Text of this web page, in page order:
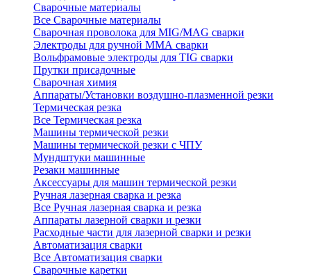
Сварочные материалы
Все Сварочные материалы
Сварочная проволока для MIG/MAG сварки
Электроды для ручной ММА сварки
Вольфрамовые электроды для TIG сварки
Прутки присадочные
Сварочная химия
Аппараты/Установки воздушно-плазменной резки
Термическая резка
Все Термическая резка
Машины термической резки
Машины термической резки с ЧПУ
Мундштуки машинные
Резаки машинные
Аксессуары для машин термической резки
Ручная лазерная сварка и резка
Все Ручная лазерная сварка и резка
Аппараты лазерной сварки и резки
Расходные части для лазерной сварки и резки
Автоматизация сварки
Все Автоматизация сварки
Сварочные каретки